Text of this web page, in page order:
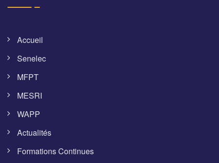
Accueil
Senelec
MFPT
MESRI
WAPP
Actualités
Formations Continues